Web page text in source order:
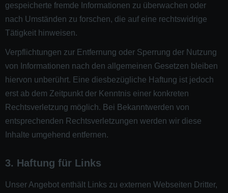
gespeicherte fremde Informationen zu überwachen oder
nach Umständen zu forschen, die auf eine rechtswidrige
Tätigkeit hinweisen.
Verpflichtungen zur Entfernung oder Sperrung der Nutzung
von Informationen nach den allgemeinen Gesetzen bleiben
hiervon unberührt. Eine diesbezügliche Haftung ist jedoch
erst ab dem Zeitpunkt der Kenntnis einer konkreten
Rechtsverletzung möglich. Bei Bekanntwerden von
entsprechenden Rechtsverletzungen werden wir diese
Inhalte umgehend entfernen.
3. Haftung für Links
Unser Angebot enthält Links zu externen Webseiten Dritter,